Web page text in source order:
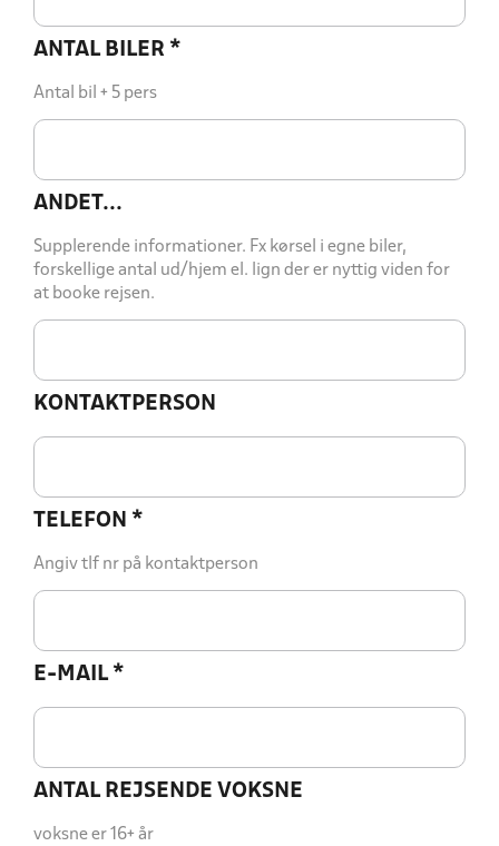
ANTAL BILER *
Antal bil + 5 pers
ANDET...
Supplerende informationer. Fx kørsel i egne biler,
forskellige antal ud/hjem el. lign der er nyttig viden for
at booke rejsen.
KONTAKTPERSON
TELEFON *
Angiv tlf nr på kontaktperson
E-MAIL *
ANTAL REJSENDE VOKSNE
voksne er 16+ år